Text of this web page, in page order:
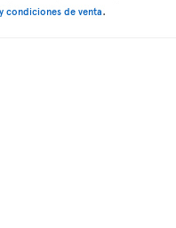
condiciones de venta.